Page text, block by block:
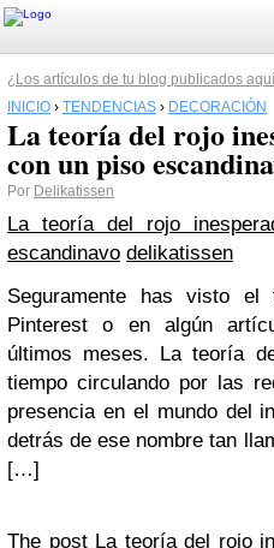
¿Los artículos de tu blog publicados
INICIO › TENDENCIAS › DECORACIÓN
La teoría del rojo
con un piso
Por Delikatissen
La teoría del rojo
escandinavo delikatissen
Seguramente has visto el
Pinterest o en algún
últimos meses. La teoría
tiempo circulando por las
presencia en el mundo del
detrás de ese nombre tan
[…]
The post La teoría del rojo